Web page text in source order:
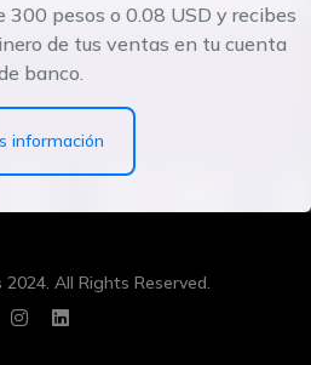
300 pesos o 0.08 USD y recibes
de tus ventas en tu cuenta
banco.
información
All Rights Reserved.